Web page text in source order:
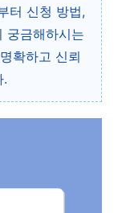
터 신청 방법,
궁금해하시는
확하고 신뢰
.